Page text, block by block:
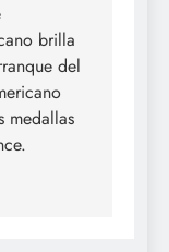
brilla
del
medallas